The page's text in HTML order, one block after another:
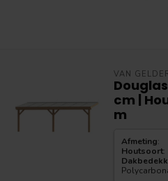
VAN
cm |
m
Afmeting:
Houtsoort: